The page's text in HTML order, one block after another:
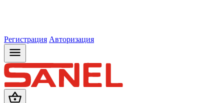
Регистрация Авторизация